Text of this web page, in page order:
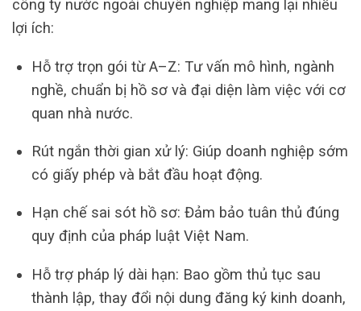
công ty nước ngoài chuyên nghiệp mang lại nhiều
lợi ích:
Hỗ trợ trọn gói từ A–Z: Tư vấn mô hình, ngành
nghề, chuẩn bị hồ sơ và đại diện làm việc với cơ
quan nhà nước.
Rút ngắn thời gian xử lý: Giúp doanh nghiệp sớm
có giấy phép và bắt đầu hoạt động.
Hạn chế sai sót hồ sơ: Đảm bảo tuân thủ đúng
quy định của pháp luật Việt Nam.
Hỗ trợ pháp lý dài hạn: Bao gồm thủ tục sau
thành lập, thay đổi nội dung đăng ký kinh doanh,